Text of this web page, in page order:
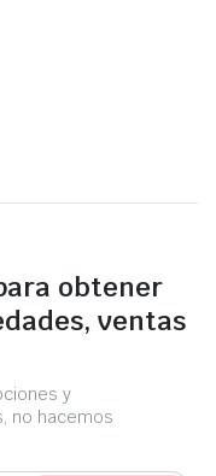
obtener
ventas
y
no hacemos